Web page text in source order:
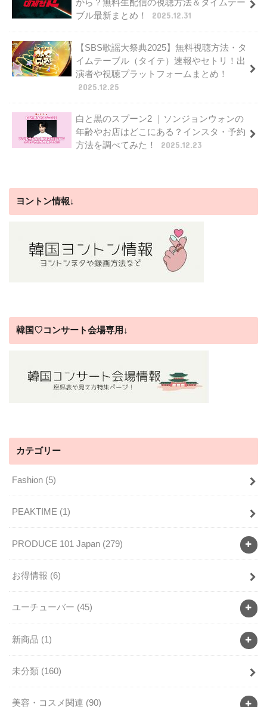
から？無料生配信の視聴方法＆タイムテー
ブル最新まとめ！
2025.12.31
【SBS歌謡大祭典2025】無料視聴方法・タ
イムテーブル（タイテ）速報やセトリ！出
演者や視聴プラットフォームまとめ！
2025.12.25
白と黒のスプーン2 ｜ソンジョンウォンの
年齢やお店はどこにある？インスタ・予約
方法を調べてみた！
2025.12.23
ヨントン情報↓
韓国♡コンサート会場専用↓
カテゴリー
Fashion (5)
PEAKTIME (1)
PRODUCE 101 Japan (279)
お得情報 (6)
ユーチューバー (45)
新商品 (1)
未分類 (160)
美容・コスメ関連 (90)